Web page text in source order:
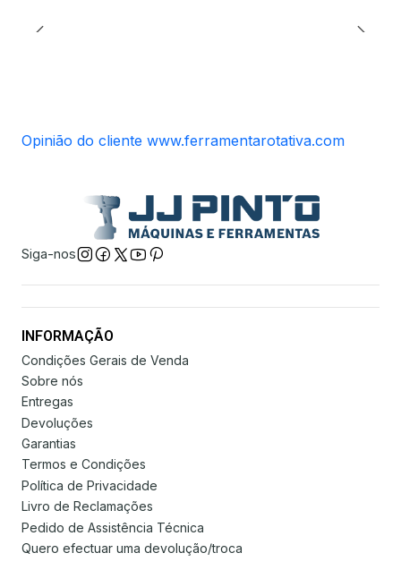
Opinião do cliente www.ferramentarotativa.com
Siga-nos
INFORMAÇÃO
Condições Gerais de Venda
Sobre nós
Entregas
Devoluções
Garantias
Termos e Condições
Política de Privacidade
Livro de Reclamações
Pedido de Assistência Técnica
Quero efectuar uma devolução/troca